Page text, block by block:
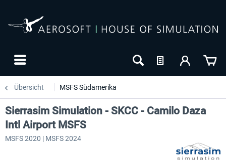
Übersicht MSFS Südamerika
Sierrasim Simulation - SKCC - Camilo Daza
Intl Airport MSFS
MSFS 2020 | MSFS 2024